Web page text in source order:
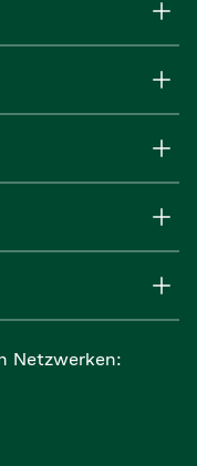
Netzwerken: